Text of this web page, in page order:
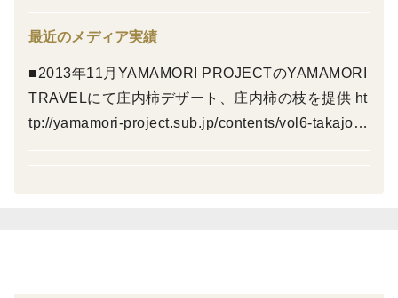
肥料はもちろん、農薬なども全く使用せず、近隣から飛
す。
【量と価格】
最近のメディア実績
■2013年11月YAMAMORI PROJECTのYAMAMORI
TRAVELにて庄内柿デザート、庄内柿の枝を提供 ht
tp://yamamori-project.sub.jp/contents/vol6-takajoya